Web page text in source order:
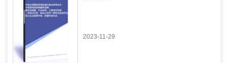
2023-11-29